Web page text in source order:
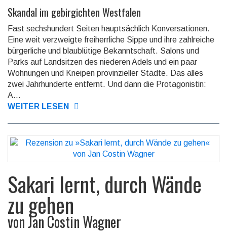
Skandal im gebirgichten Westfalen
Fast sechshundert Seiten hauptsächlich Konversationen.
Eine weit verzweigte frei­herr­liche Sippe und ihre zahlreiche
bürgerliche und blaublütige Bekannt­schaft. Salons und
Parks auf Landsitzen des niederen Adels und ein paar
Wohnungen und Kneipen provin­zieller Städte. Das alles
zwei Jahrhun­derte entfernt. Und dann die Protago­nistin:
A...
WEITER LESEN
Sakari lernt, durch Wände
zu gehen
vonJan Costin Wagner